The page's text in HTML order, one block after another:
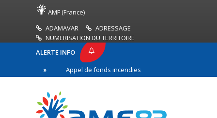
AMF (France)
ADAMAVAR
ADRESSAGE
NUMERISATION DU TERRITOIRE
ALERTE INFO
Appel de fonds incendies de forêt
ligne